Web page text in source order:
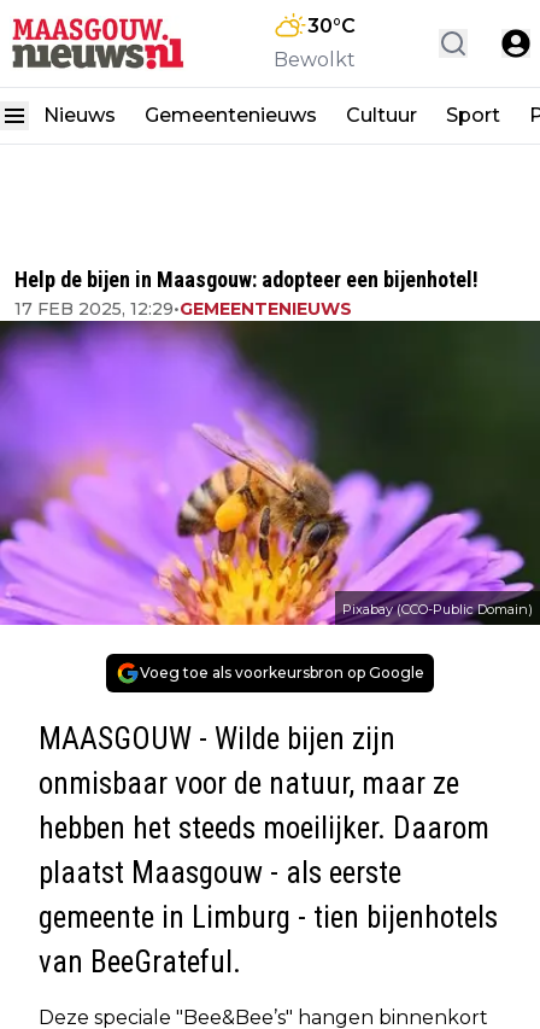
30°C
Bewolkt
Nieuws Gemeentenieuws Cultuur Sport
Help de bijen in Maasgouw: adopteer een bijenhotel!
17 FEB 2025, 12:29•GEMEENTENIEUWS
Pixabay (CCO-Public Domain)
Voeg toe als voorkeursbron op Google
MAASGOUW - Wilde bijen zijn
onmisbaar voor de natuur, maar ze
hebben het steeds moeilijker. Daarom
plaatst Maasgouw - als eerste
gemeente in Limburg - tien bijenhotels
van BeeGrateful .
Deze speciale "Bee&Bee’s" hangen binnenkort